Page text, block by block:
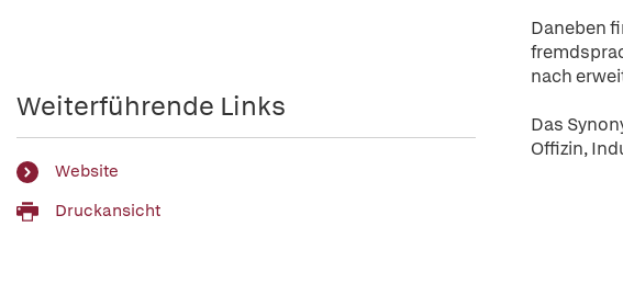
Daneben
nach
Das
Offizin,
Weiterführende Links
Website
Druckansicht